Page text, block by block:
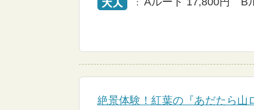
：
絶景体験！紅葉の『あだたら山